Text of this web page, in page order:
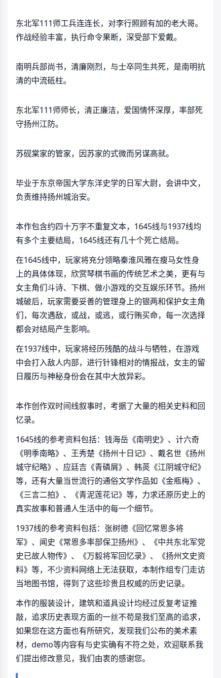
东北军111师工兵连连长，对李行照顾有加的老大哥。
作战经验丰富，执行命令果断，深受部下爱戴。
南明兵部尚书，清廉刚烈，与士卒同生共死，是南明抗
清的中流砥柱。
东北军111师师长，清正廉洁，爱国情怀深厚，率部死
守扬州江防。
苏砚棠家的管家，因苏家的式微而另谋高就。
毕业于东京帝国大学东洋史学的日军大尉，会讲中文，
负责维持扬州城治安。
本作包含约四十万字不重复文本，1645线与1937线均
有多个主要结局，1645线还有几十个死亡结局。
在1645线中，玩家将充分领略秦淮风雅在瘦马女性身
上的具体体现，欣赏琴棋书画的传统艺术之美，更有与
女主角们斗诗、下棋、做小游戏的交互娱乐环节。扬州
城破后，玩家需要妥善的管理身上的银两和保护女主角
们，每次遇敌，或战，或逃，或行贿买命，每一次选择
都会对结局产生影响。
在1937线中，玩家将经历残酷的战斗与牺牲，在游戏
中会打入敌人内部，进行针锋相对的情报战，女主的留
日履历与神秘身份会在其中大放异彩。
本作创作双时间线叙事时，考据了大量的相关史料和回
忆录。
1645线的参考资料包括：钱海岳《南明史》、计六奇
《明季南略》、王秀楚《扬州十日记》、戴名世《扬州
城守纪略》、应廷吉《青磷屑》、韩菼《江阴城守纪》
等，还有大量当世流行的通俗文学作品如《金瓶梅》、
《三言二拍》、《青泥莲花记》等，力求还原历史上的
真实故事和普通人生活中的每一个细节。
1937线的参考资料包括：张树德《回忆常恩多将
军》、闻史《常恩多率部保卫扬州》、《中共东北军党
史已故人物传》、《万毅将军回忆录》、《扬州文史资
料》等，不少资料网络上无法获取，本制作组专门走访
当地图书馆，得到了这些珍贵且权威的历史记录。
本作的服装设计，建筑和道具设计均经过反复考证推
敲，追求历史表现方面的一丝不苟是我们至高的追求，
如果您在这方面也有所研究，发现我们公布的美术素
材，demo等内容有与史实确有不符之处，欢迎联系我
们提出修改意见，我们由衷的感谢您。